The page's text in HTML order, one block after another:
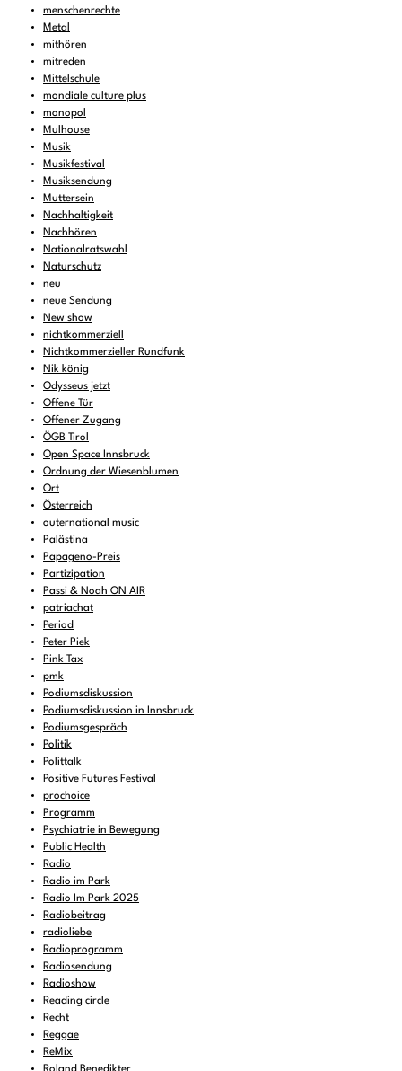
menschenrechte
Metal
mithören
mitreden
Mittelschule
mondiale culture plus
monopol
Mulhouse
Musik
Musikfestival
Musiksendung
Muttersein
Nachhaltigkeit
Nachhören
Nationalratswahl
Naturschutz
neu
neue Sendung
New show
nichtkommerziell
Nichtkommerzieller Rundfunk
Nik könig
Odysseus jetzt
Offene Tür
Offener Zugang
ÖGB Tirol
Open Space Innsbruck
Ordnung der Wiesenblumen
Ort
Österreich
outernational music
Palästina
Papageno-Preis
Partizipation
Passi & Noah ON AIR
patriachat
Period
Peter Piek
Pink Tax
pmk
Podiumsdiskussion
Podiumsdiskussion in Innsbruck
Podiumsgespräch
Politik
Polittalk
Positive Futures Festival
prochoice
Programm
Psychiatrie in Bewegung
Public Health
Radio
Radio im Park
Radio Im Park 2025
Radiobeitrag
radioliebe
Radioprogramm
Radiosendung
Radioshow
Reading circle
Recht
Reggae
ReMix